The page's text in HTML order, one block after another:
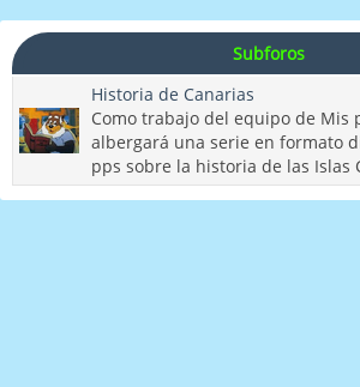
Subforos
Historia de Canarias
Como trabajo del equipo de Mis
albergará una serie en formato
pps sobre la historia de las Islas